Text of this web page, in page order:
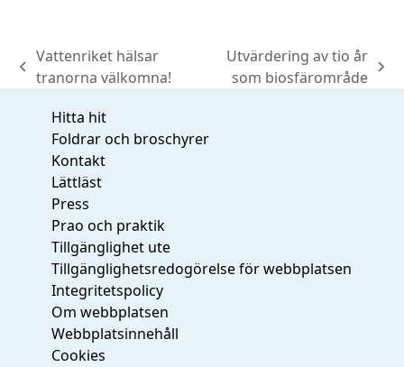
previous
Vattenriket hälsar
tranorna välkomna!
next
Utvärdering av tio år
som biosfärområde
Hitta hit
Foldrar och broschyrer
Kontakt
Lättläst
Press
Prao och praktik
Tillgänglighet ute
Tillgänglighetsredogörelse för webbplatsen
Integritetspolicy
Om webbplatsen
Webbplatsinnehåll
Cookies